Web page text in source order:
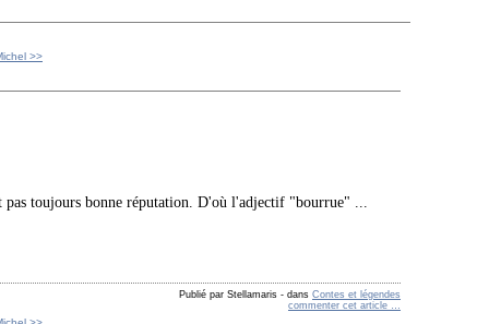
>>
pas toujours bonne réputation. D'où l'adjectif "bourrue" ...
Publié par Stellamaris - dans Contes et légendes
commenter cet article …